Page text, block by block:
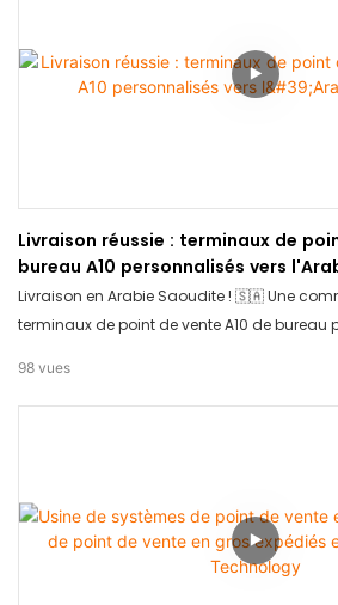
Livraison réussie : terminaux de
bureau A10 personnalisés vers
Livraison en Arabie Saoudite ! 🇸🇦 Une
terminaux de point de vente A10 de bureau
Contactez TCANG dès aujourd'hui pour
98 vues